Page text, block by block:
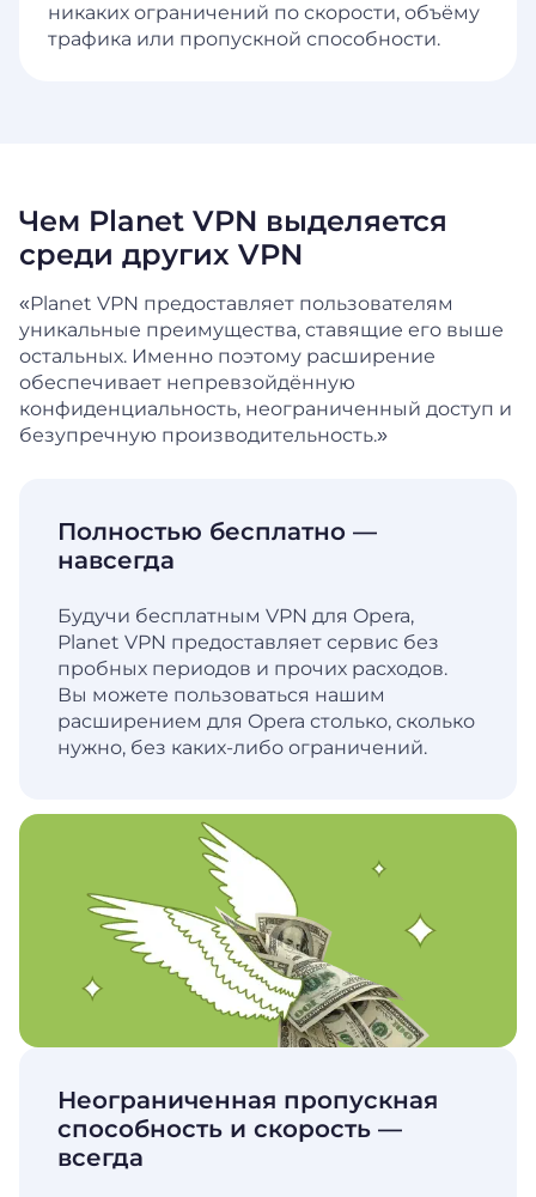
никаких ограничений по скорости, объёму
трафика или пропускной способности.
Чем Planet VPN выделяется
среди других VPN
«Planet VPN предоставляет пользователям
уникальные преимущества, ставящие его выше
остальных. Именно поэтому расширение
обеспечивает непревзойдённую
конфиденциальность, неограниченный доступ и
безупречную производительность.»
Полностью бесплатно —
навсегда
Будучи бесплатным VPN для Opera,
Planet VPN предоставляет сервис без
пробных периодов и прочих расходов.
Вы можете пользоваться нашим
расширением для Opera столько, сколько
нужно, без каких-либо ограничений.
Неограниченная пропускная
способность и скорость —
всегда